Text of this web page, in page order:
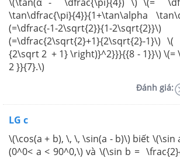
\tan\dfrac{\pi}{4}}{1+\tan\alpha
(=\dfrac{-1-2\sqrt{2}}{1-
(=\dfrac{2\sqrt{2}+1}{2\sqrt{2}-1}\)
{2\sqrt 2 + 1} \right)}^2}}}{{8 - 1}}\) \(=
2 }}{7}.\)
Đánh giá:
LG c
\(\cos(a + b), \, \, \sin(a - b)\) biết
(0^0< a < 90^0,\) và \(\sin b =